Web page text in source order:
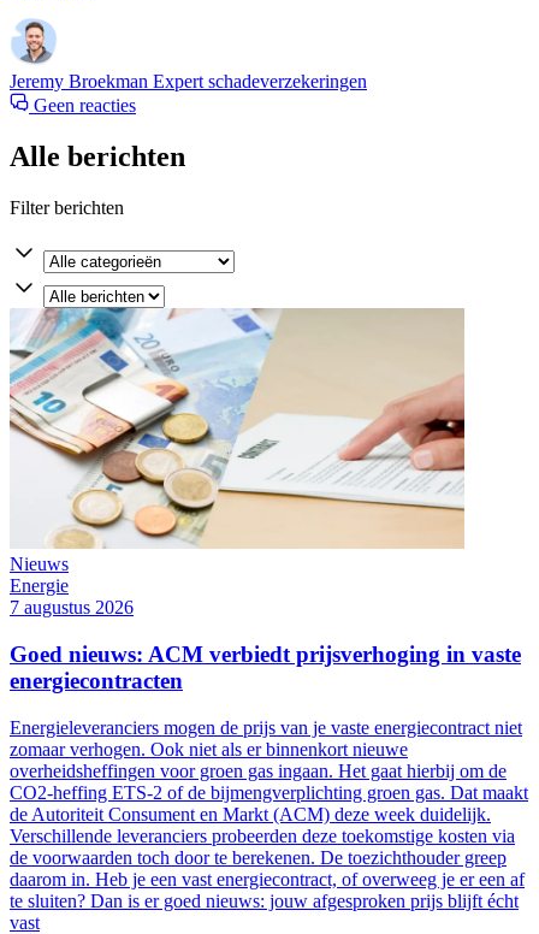
Jeremy Broekman Expert schadeverzekeringen
Geen reacties
Alle berichten
Filter berichten
Nieuws
Energie
7 augustus 2026
Goed nieuws: ACM verbiedt prijsverhoging in vaste
energiecontracten
Energieleveranciers mogen de prijs van je vaste energiecontract niet
zomaar verhogen. Ook niet als er binnenkort nieuwe
overheidsheffingen voor groen gas ingaan. Het gaat hierbij om de
CO2-heffing ETS-2 of de bijmengverplichting groen gas. Dat maakt
de Autoriteit Consument en Markt (ACM) deze week duidelijk.
Verschillende leveranciers probeerden deze toekomstige kosten via
de voorwaarden toch door te berekenen. De toezichthouder greep
daarom in. Heb je een vast energiecontract, of overweeg je er een af
te sluiten? Dan is er goed nieuws: jouw afgesproken prijs blijft écht
vast